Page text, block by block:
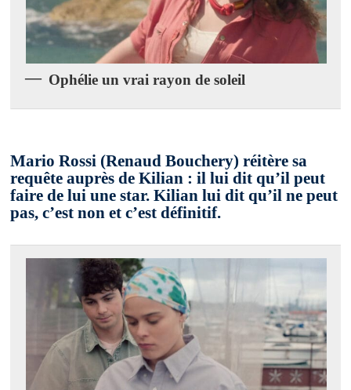
Ophélie un vrai rayon de soleil
Mario Rossi (Renaud Bouchery) réitère sa
requête auprès de Kilian : il lui dit qu’il peut
faire de lui une star. Kilian lui dit qu’il ne peut
pas, c’est non et c’est définitif.